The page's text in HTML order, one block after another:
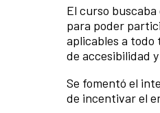
El curso
para poder
aplicables a todo
de accesibilidad
Se fomentó el
de incentivar el